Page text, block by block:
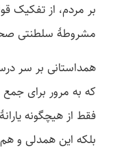
بر مردم، از تفکیک
مشروطۀ سلطنتی
همداستانی بر سر
که به مرور برای
فقط از هیچگونه
بلکه این همدلی و